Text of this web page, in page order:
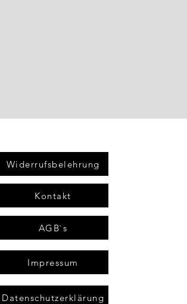
Widerrufsbelehrung
Kontakt
AGB`s
Impressum
Datenschutzerklärung